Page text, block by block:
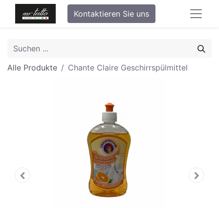
Kontaktieren Sie uns
Alle Produkte Chante Claire Geschirrspülmittel